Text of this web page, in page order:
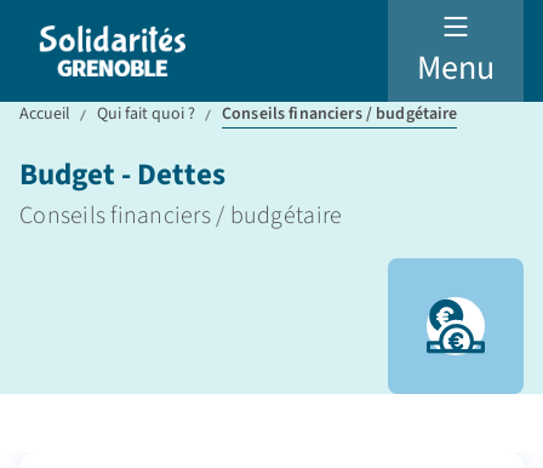
Menu
Accueil Qui fait quoi ? Conseils financiers / budgétaire
Budget - Dettes
Conseils financiers / budgétaire